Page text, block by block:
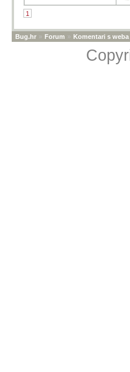
1
Bug.hr » Forum » Komentari s weba